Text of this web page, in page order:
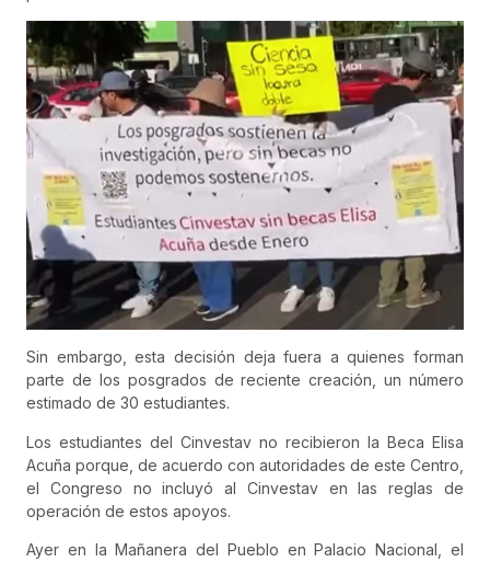
Sin embargo, esta decisión deja fuera a quienes forman
parte de los posgrados de reciente creación, un número
estimado de 30 estudiantes.
Los estudiantes del Cinvestav no recibieron la Beca Elisa
Acuña porque, de acuerdo con autoridades de este Centro,
el Congreso no incluyó al Cinvestav en las reglas de
operación de estos apoyos.
Ayer en la Mañanera del Pueblo en Palacio Nacional, el